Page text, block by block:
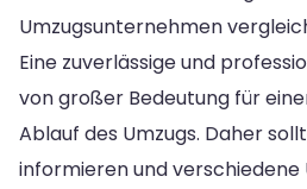
Umzugsunternehmen
Eine zuverlässige und
von großer Bedeutung für
Ablauf des Umzugs. Daher
informieren und